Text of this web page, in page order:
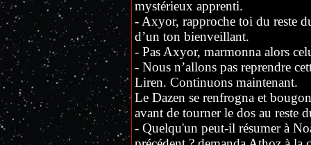
mystérieux apprenti.
- Axyor, rapproche toi du reste
d’un ton bienveillant.
- Pas Axyor, marmonna alors
- Nous n’allons pas reprendre
Liren. Continuons maintenant.
Le Dazen se renfrogna et
avant de tourner le dos au reste
- Quelqu'un peut-il résumer à